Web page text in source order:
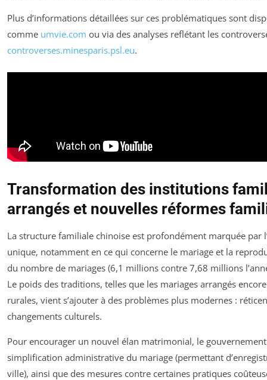
Plus d’informations détaillées sur ces problématiques sont
comme umvie.com ou via des analyses reflétant les
controverses.minesparis.psl.eu.
Transformation des institutions
arrangés et nouvelles réformes
La structure familiale chinoise est profondément marquée par
unique, notamment en ce qui concerne le mariage et la
du nombre de mariages (6,1 millions contre 7,68 millions
Le poids des traditions, telles que les mariages arrangés
rurales, vient s’ajouter à des problèmes plus modernes :
changements culturels.
Pour encourager un nouvel élan matrimonial, le
simplification administrative du mariage (permettant
ville), ainsi que des mesures contre certaines pratiques